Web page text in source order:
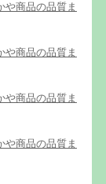
や商品の品質ま
や商品の品質ま
や商品の品質ま
や商品の品質ま